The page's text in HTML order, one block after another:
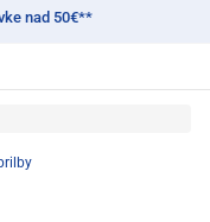
nad 50€**